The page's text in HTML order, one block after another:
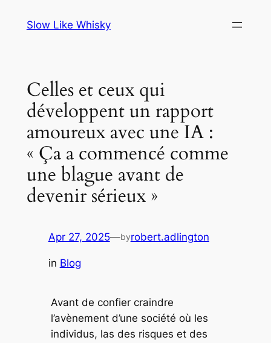
Slow Like Whisky
Celles et ceux qui
développent un rapport
amoureux avec une IA :
« Ça a commencé comme
une blague avant de
devenir sérieux »
Apr 27, 2025—byrobert.adlington
in Blog
Avant de confier craindre
l’avènement d’une société où les
individus, las des risques et des